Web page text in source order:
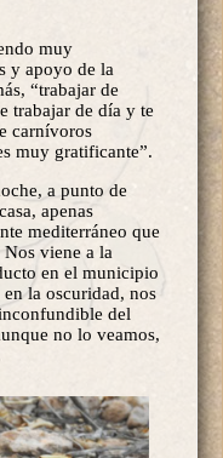
muy
y apoyo de la
“trabajar de
trabajar de día y te
carnívoros
muy gratificante”.
a punto de
apenas
mediterráneo que
viene a la
en el municipio
en la oscuridad, nos
del
no lo veamos,